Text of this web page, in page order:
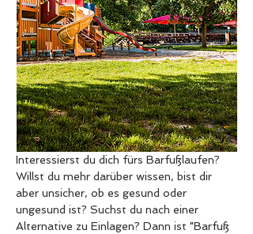
Interessierst du dich fürs Barfußlaufen?
Willst du mehr darüber wissen, bist dir
aber unsicher, ob es gesund oder
ungesund ist? Suchst du nach einer
Alternative zu Einlagen? Dann ist "Barfuß